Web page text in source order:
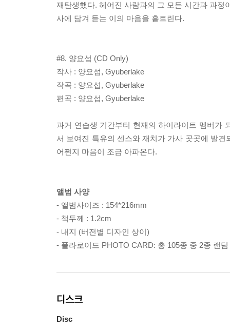
재탄생했다. 헤어진 사람과의 그 모든 시간과 과
사에 담겨 듣는 이의 마음을 흩트린다.
#8. 양요섭 (CD Only)
작사 : 양요섭, Gyuberlake
작곡 : 양요섭, Gyuberlake
편곡 : 양요섭, Gyuberlake
과거 연습생 기간부터 현재의 하이라이트 멤버가
서 보여진 특유의 센스와 재치가 가사 곳곳에 발
어쩐지 마음이 조금 아파온다.
앨범 사양
- 앨범사이즈 : 154*216mm
- 책두께 : 1.2cm
- 내지 (버전별 디자인 상이)
- 폴라로이드 PHOTO CARD: 총 105종 중 2종 랜
디스크
Disc